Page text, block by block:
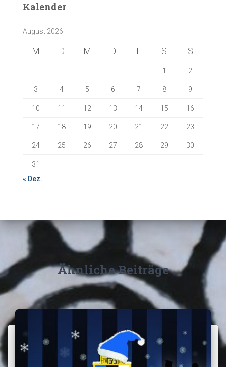
n
a
Kalender
August 2026
M D M D F S S
1 2
3 4 5 6 7 8 9
10 11 12 13 14 15 16
17 18 19 20 21 22 23
24 25 26 27 28 29 30
31
« Dez.
Ähnliche Beiträge